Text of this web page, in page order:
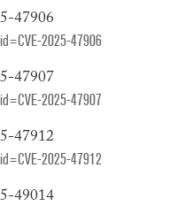
47906
2025-47906
47907
2025-47907
47912
2025-47912
49014